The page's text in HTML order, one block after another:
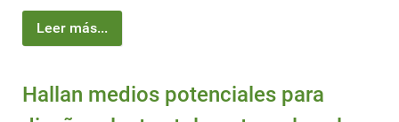
Leer más...
Hallan medios potenciales para